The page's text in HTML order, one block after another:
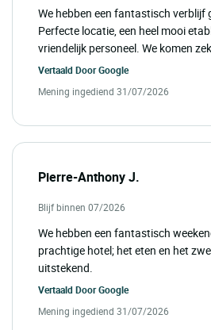
We hebben een fantastisch verblijf
Perfecte locatie, een heel mooi
vriendelijk personeel. We komen
Vertaald DoorGoogle
Mening ingediend 31/07/2026
Pierre-Anthony J.
Blijf binnen 07/2026
We hebben een fantastisch
prachtige hotel; het eten en het
uitstekend.
Vertaald DoorGoogle
Mening ingediend 31/07/2026